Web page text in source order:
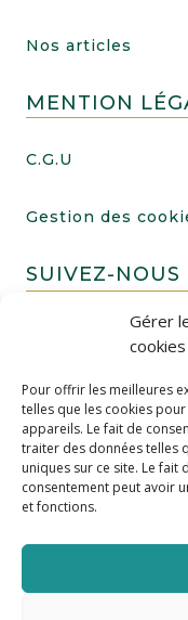
Gérer
cookies
Pour offrir les meilleures
telles que les cookies
appareils. Le fait de
traiter des données telles
uniques sur ce site. Le
consentement peut avoir
et fonctions.
Nos articles
MENTION
C.G.U
Gestion des
SUIVEZ-NOUS
FAIRE UN